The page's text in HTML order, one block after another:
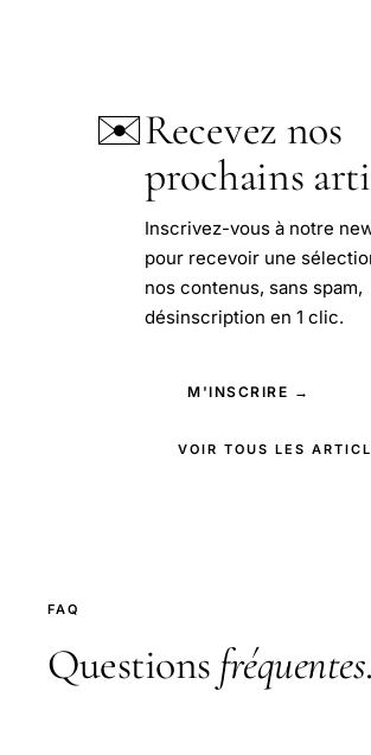
✉️Recevez nos
prochains
Inscrivez-vous à notre
pour recevoir une
nos contenus, sans spam,
désinscription en 1 clic.
M'INSCRIRE →
VOIR TOUS LES
FAQ
Questions fréquentes.